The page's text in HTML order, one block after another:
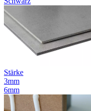
Stärke
3mm
6mm